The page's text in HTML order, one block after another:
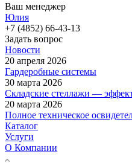
Ваш менеджер
Юлия
+7 (4852) 66-43-13
Задать вопрос
Новости
20 апреля 2026
Гардеробные системы
30 марта 2026
Складские стеллажи —
20 марта 2026
Полное техническое
Каталог
Услуги
О Компании